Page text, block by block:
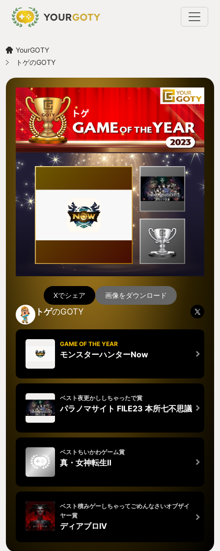
YourGOTY
トゲのGOTY
Xでシェア 画像をダウンロード
トゲのGOTY
GAME OF THE YEAR
モンスターハンターNow
ベスト夜更かししちゃったで賞
パラノマサイト FILE23 本所七不思議
ベストちいかわゲーム賞
真・女神転生Ⅱ
ベスト積みゲーしちゃってごめんなさいオブザイ
ヤー賞
ディアブロIV